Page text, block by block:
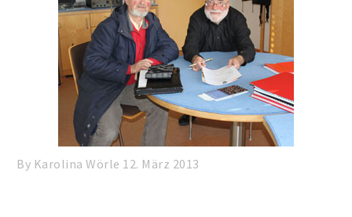
By Karolina Wörle 12. März 2013